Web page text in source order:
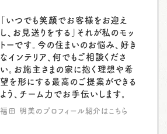
「いつでも笑顔でお客様をお迎え
し、お見送りをする」それが私のモッ
トーです。今の住まいのお悩み、好き
なインテリア、何でもご相談くださ
い。お施主さまの家に抱く理想や希
望を形にする最高のご提案ができる
よう、チーム力でお手伝いします。
福田 明美のプロフィール紹介はこちら